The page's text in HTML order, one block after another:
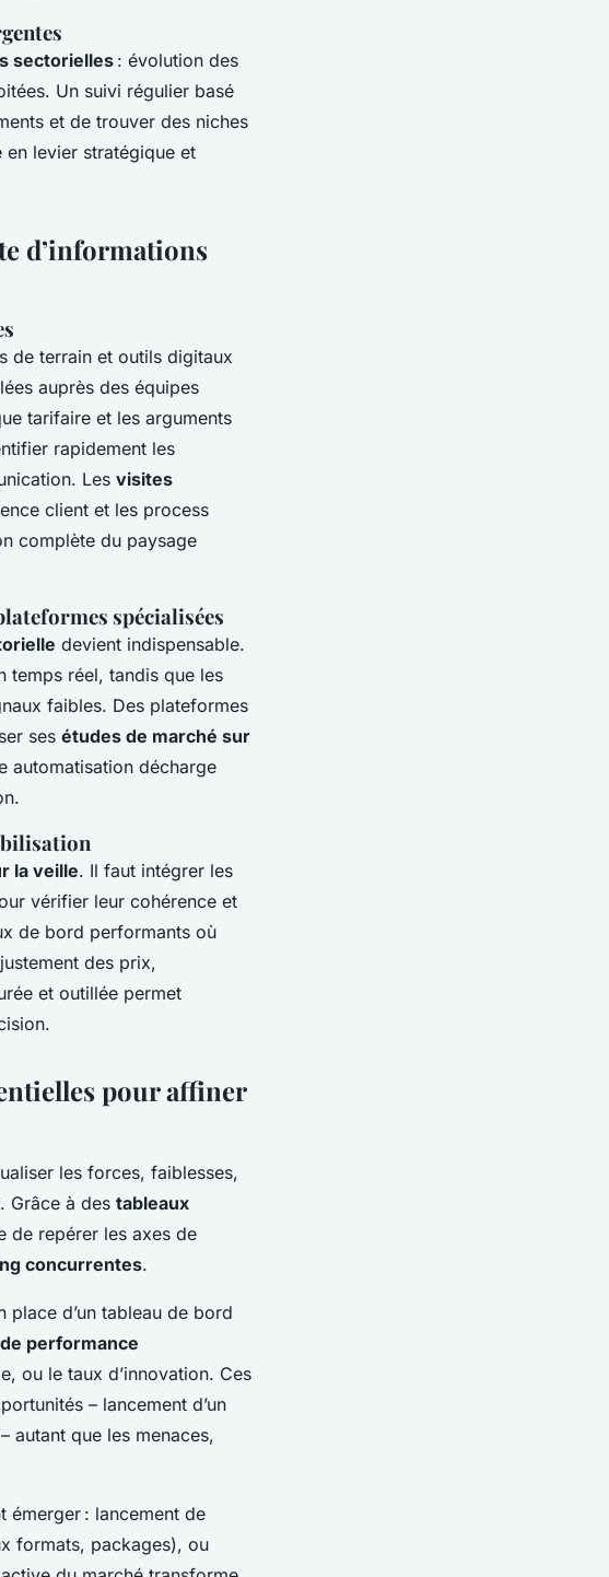
sectorielles: évolution des
Un suivi régulier basé
et de trouver des niches
levier stratégique et
d’informations
de terrain et outils digitaux
auprès des équipes
tarifaire et les arguments
rapidement les
Les visites
client et les process
complète du paysage
spécialisées
devient indispensable.
temps réel, tandis que les
faibles. Des plateformes
ses études de marché sur
automatisation décharge
la veille. Il faut intégrer les
vérifier leur cohérence et
de bord performants où
des prix,
et outillée permet
pour affiner
les forces, faiblesses,
Grâce à des tableaux
de repérer les axes de
concurrentes.
place d’un tableau de bord
performance
ou le taux d’innovation. Ces
– lancement d’un
autant que les menaces,
émerger : lancement de
formats, packages), ou